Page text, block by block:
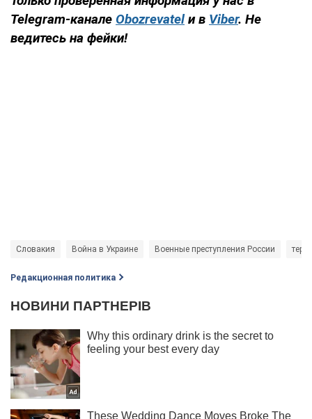
Telegram-канале Obozrevatel и в Viber. Не
ведитесь на фейки!
Словакия Война в Украине Военные преступления России
Редакционная политика